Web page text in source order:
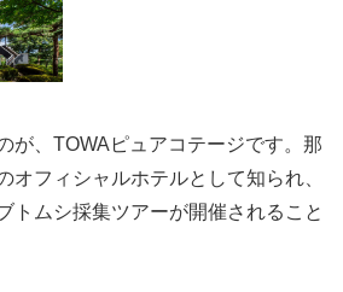
が、TOWAピュアコテージです。那
オフィシャルホテルとして知られ、
トムシ採集ツアーが開催されること